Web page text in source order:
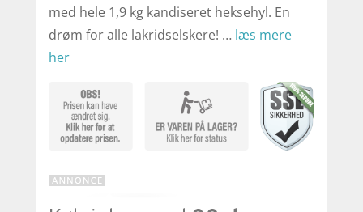
med hele 1,9 kg kandiseret heksehyl. En
drøm for alle lakridselskere! … læs mere
her